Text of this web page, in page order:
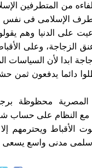
من المتطرفين
الإسلامى فى نفس
على الدنيا وهم
الزجاجة، وعلى
ابدا لأن السياسات
دائما يدفعون
المصرية محظوظة
مع النظام على حساب
الأقباط ويحترمهم
سلمى مدنى واسع يسعى